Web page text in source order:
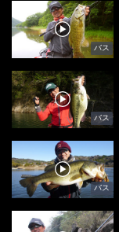
バス
バス
バス